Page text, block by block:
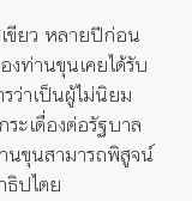
ขียว หลายปีก่อน
ท่านขุนเคยได้รับ
ว่าเป็นผู้ไม่นิยม
ะเดื่องต่อรัฐบาล
ขุนสามารถพิสูจน์
ธิปไตย